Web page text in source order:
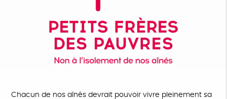
Chacun de nos aînés devrait pouvoir vivre pleinement sa